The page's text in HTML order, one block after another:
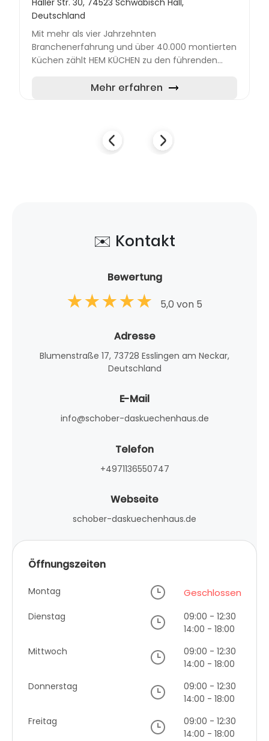
Deutschland
Mit mehr als vier Jahrzehnten
Branchenerfahrung und über 40.000 montierten
Küchen zählt HEM KÜCHEN zu den führenden
Württemberg. Die moderne Ausstellung am
Mehr erfahren
✉️ Kontakt
Bewertung
5,0 von 5
Adresse
Blumenstraße 17, 73728 Esslingen am Neckar,
Deutschland
E-Mail
info@schober-daskuechenhaus.de
Telefon
+4971136550747
Webseite
schober-daskuechenhaus.de
Öffnungszeiten
Montag Geschlossen
Dienstag
09:00 - 12:30
14:00 - 18:00
Mittwoch
09:00 - 12:30
14:00 - 18:00
Donnerstag
09:00 - 12:30
14:00 - 18:00
Freitag
09:00 - 12:30
14:00 - 18:00